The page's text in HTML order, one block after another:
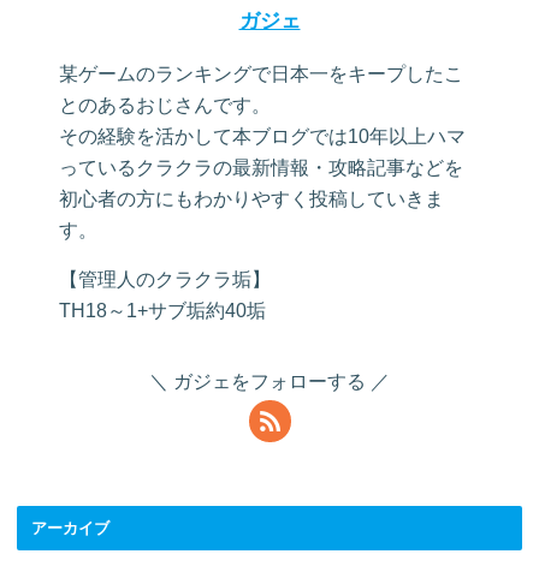
ガジェ
某ゲームのランキングで日本一をキープしたこ
とのあるおじさんです。
その経験を活かして本ブログでは10年以上ハマ
っているクラクラの最新情報・攻略記事などを
初心者の方にもわかりやすく投稿していきま
す。
【管理人のクラクラ垢】
TH18～1+サブ垢約40垢
ガジェをフォローする
アーカイブ